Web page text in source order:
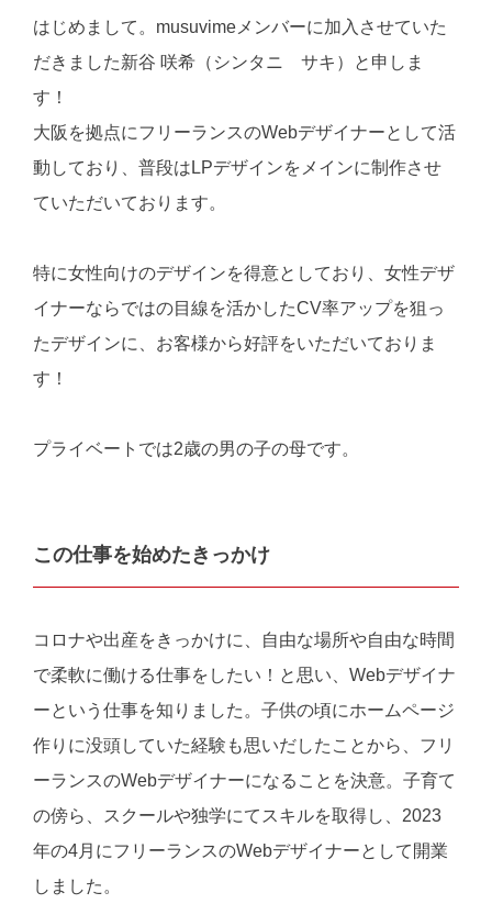
はじめまして。musuvimeメンバーに加入させていた
だきました新谷 咲希（シンタニ サキ）と申しま
す！
大阪を拠点にフリーランスのWebデザイナーとして活
動しており、普段はLPデザインをメインに制作させ
ていただいております。
特に女性向けのデザインを得意としており、女性デザ
イナーならではの目線を活かしたCV率アップを狙っ
たデザインに、お客様から好評をいただいておりま
す！
プライベートでは2歳の男の子の母です。
この仕事を始めたきっかけ
コロナや出産をきっかけに、自由な場所や自由な時間
で柔軟に働ける仕事をしたい！と思い、Webデザイナ
ーという仕事を知りました。子供の頃にホームページ
作りに没頭していた経験も思いだしたことから、フリ
ーランスのWebデザイナーになることを決意。子育て
の傍ら、スクールや独学にてスキルを取得し、2023
年の4月にフリーランスのWebデザイナーとして開業
しました。